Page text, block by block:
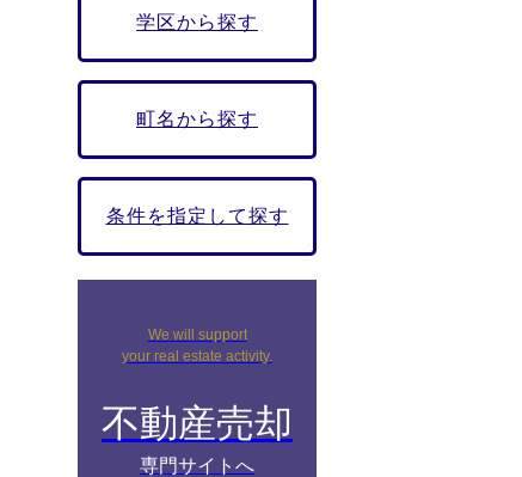
学区から探す
町名から探す
条件を指定して探す
We will support
your real estate activity.
不動産売却
専門サイトへ